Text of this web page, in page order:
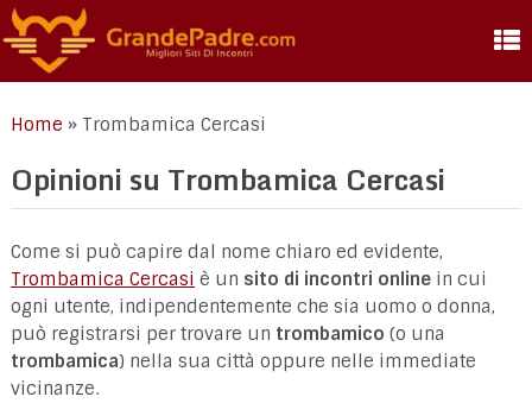
Home » Trombamica Cercasi
Opinioni su Trombamica Cercasi
Come si può capire dal nome chiaro ed evidente,
Trombamica Cercasi è un sito di incontri onlinein cui
ogni utente, indipendentemente che sia uomo o donna,
può registrarsi per trovare un trombamico (o una
trombamica) nella sua città oppure nelle immediate
vicinanze.